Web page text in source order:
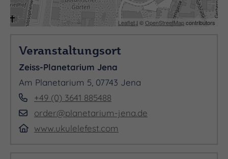
Gründer Florian Stenschke über 25 Jahre hinweg,
teils gemeinsam mit Tom Schweers. Das Live-Trio
Sternentanz instrumentiert und neu arrangiert.
Live-Percussions: Rikki Zimmermann. Am
Synthesizer dreht ein Überraschungsgast die
Knöpfe.
Leaflet | ©OpenStreetMapcontributors
Veranstaltungsort
Zeiss-Planetarium Jena
Am Planetarium 5, 07743 Jena
+49 (0) 3641 885488
order@planetarium-jena.de
www.ukulelefest.com